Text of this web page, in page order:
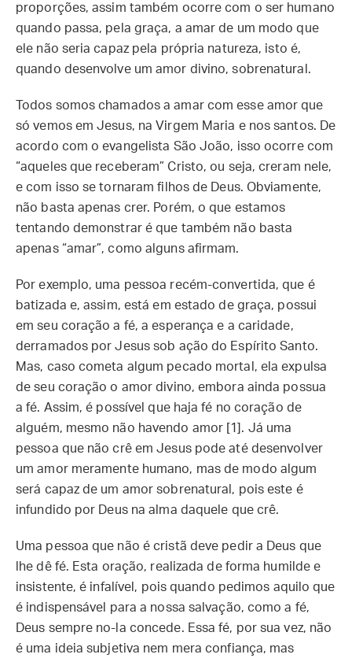
proporções, assim também ocorre com o ser humano
quando passa, pela graça, a amar de um modo que
ele não seria capaz pela própria natureza, isto é,
quando desenvolve um amor divino, sobrenatural.
Todos somos chamados a amar com esse amor que
só vemos em Jesus, na Virgem Maria e nos santos. De
acordo com o evangelista São João, isso ocorre com
“aqueles que receberam” Cristo, ou seja, creram nele,
e com isso se tornaram filhos de Deus. Obviamente,
não basta apenas crer. Porém, o que estamos
tentando demonstrar é que também não basta
apenas “amar”, como alguns afirmam.
Por exemplo, uma pessoa recém-convertida, que é
batizada e, assim, está em estado de graça, possui
em seu coração a fé, a esperança e a caridade,
derramados por Jesus sob ação do Espírito Santo.
Mas, caso cometa algum pecado mortal, ela expulsa
de seu coração o amor divino, embora ainda possua
a fé. Assim, é possível que haja fé no coração de
alguém, mesmo não havendo amor [1]. Já uma
pessoa que não crê em Jesus pode até desenvolver
um amor meramente humano, mas de modo algum
será capaz de um amor sobrenatural, pois este é
infundido por Deus na alma daquele que crê.
Uma pessoa que não é cristã deve pedir a Deus que
lhe dê fé. Esta oração, realizada de forma humilde e
insistente, é infalível, pois quando pedimos aquilo que
é indispensável para a nossa salvação, como a fé,
Deus sempre no-la concede. Essa fé, por sua vez, não
é uma ideia subjetiva nem mera confiança, mas